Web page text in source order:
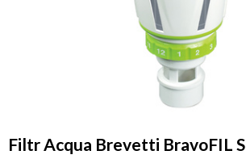
Filtr Acqua Brevetti BravoFIL S